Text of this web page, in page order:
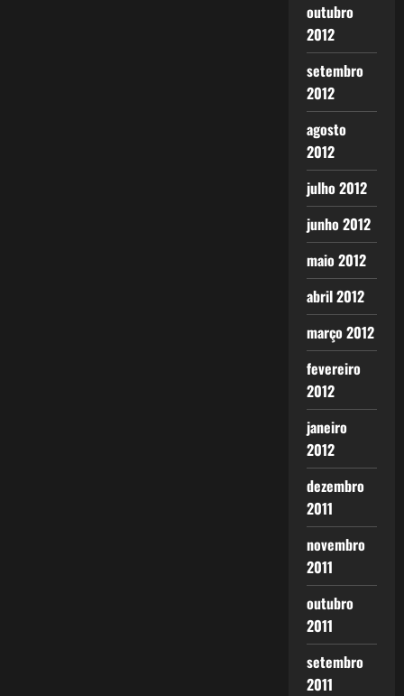
outubro
2012
setembro
2012
agosto
2012
julho 2012
junho 2012
maio 2012
abril 2012
março 2012
fevereiro
2012
janeiro
2012
dezembro
2011
novembro
2011
outubro
2011
setembro
2011